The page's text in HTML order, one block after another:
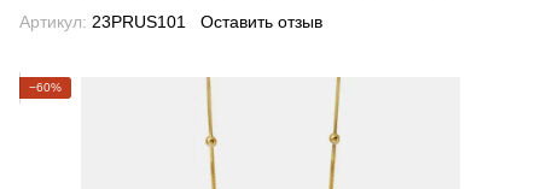
Артикул: 23PRUS101 Оставить отзыв
−60%